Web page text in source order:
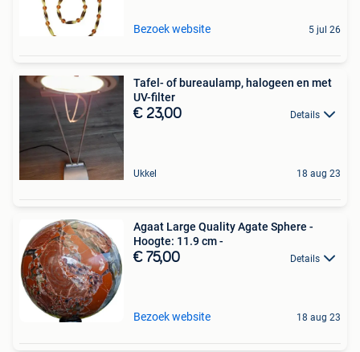
Bezoek website 5 jul 26
Tafel- of bureaulamp, halogeen en met
UV-filter
€ 23,00 Details
Ukkel 18 aug 23
Agaat Large Quality Agate Sphere -
Hoogte: 11.9 cm -
€ 75,00 Details
Bezoek website 18 aug 23